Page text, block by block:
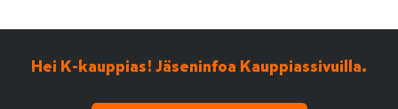
Hei K-kauppias! Jäseninfoa Kauppiassivuilla.